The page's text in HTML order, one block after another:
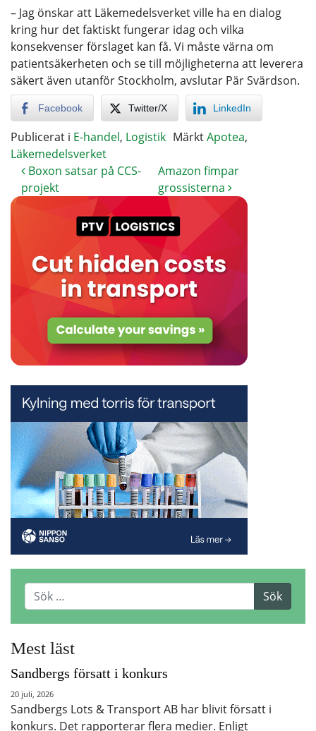
– Jag önskar att Läkemedelsverket ville ha en dialog
kring hur det faktiskt fungerar idag och vilka
konsekvenser förslaget kan få. Vi måste värna om
patientsäkerheten och se till möjligheterna att leverera
säkert även utanför Stockholm, avslutar Pär Svärdson.
Facebook Twitter/X LinkedIn
Publicerat i E-handel, Logistik MärktApotea,
Läkemedelsverket
Boxon satsar på CCS-
projekt
Amazon fimpar
grossisterna
Mest läst
Sandbergs försatt i konkurs
20 juli, 2026
Sandbergs Lots & Transport AB har blivit försatt i
konkurs. Det rapporterar flera medier. Enligt